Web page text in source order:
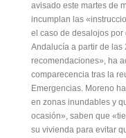
avisado este martes de
incumplan las
el caso de desalojos por
Andalucía a partir de las
recomendaciones», ha
comparecencia tras la
Emergencias. Moreno
en zonas inundables y
ocasión», saben que
su vivienda para evitar